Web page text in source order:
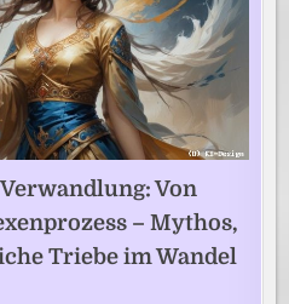
Von
– Mythos,
Triebe im Wandel